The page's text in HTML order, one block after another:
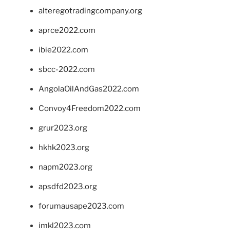
alteregotradingcompany.org
aprce2022.com
ibie2022.com
sbcc-2022.com
AngolaOilAndGas2022.com
Convoy4Freedom2022.com
grur2023.org
hkhk2023.org
napm2023.org
apsdfd2023.org
forumausape2023.com
imkl2023.com